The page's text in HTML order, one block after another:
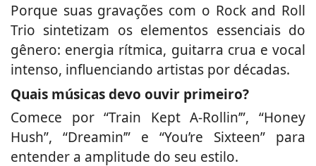
Porque suas gravações com o Rock and Roll
Trio sintetizam os elementos essenciais do
gênero: energia rítmica, guitarra crua e vocal
intenso, influenciando artistas por décadas.
Quais músicas devo ouvir primeiro?
Comece por “Train Kept A‑Rollin’”, “Honey
Hush”, “Dreamin’” e “You’re Sixteen” para
entender a amplitude do seu estilo.